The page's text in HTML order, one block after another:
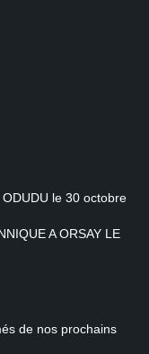
le 30 octobre
A ORSAY LE
de nos prochains